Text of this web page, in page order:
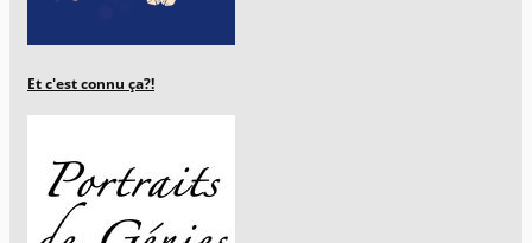
Et c'est connu ça?!